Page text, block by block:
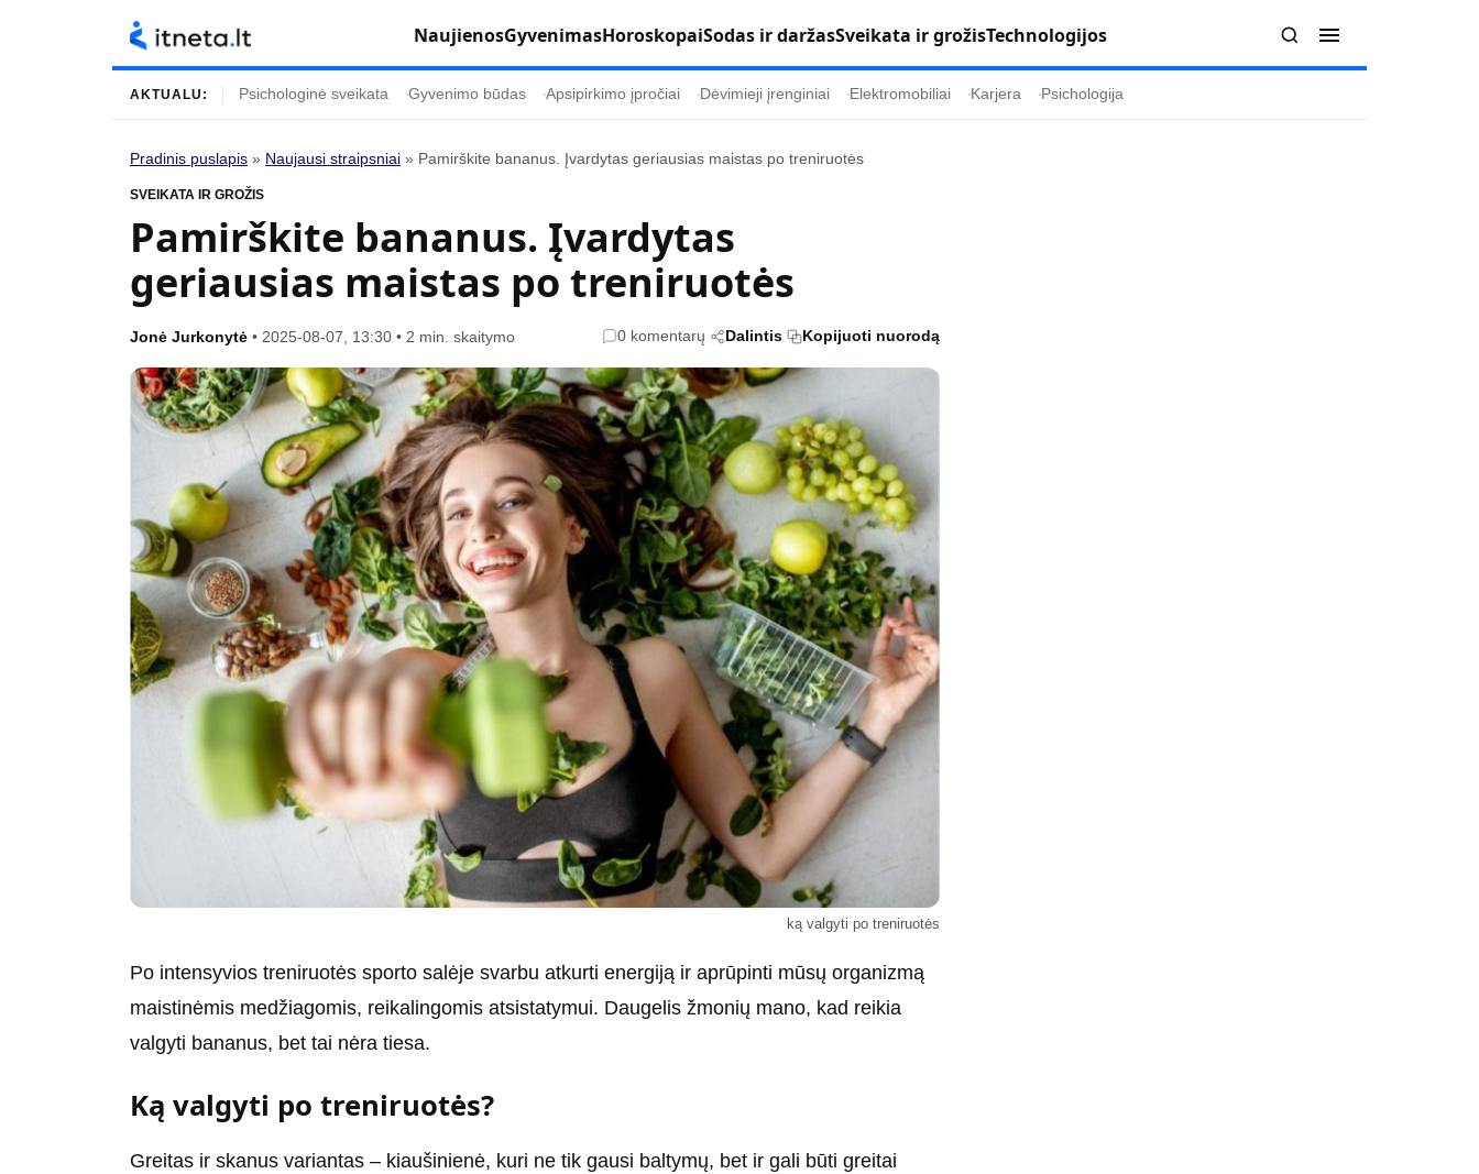
NaujienosGyvenimasHoroskopaiSodas ir daržasSveikata ir grožisTechnologijos
Turinys
Naujausi straipsniai
Gyvenimas
Įdomybės
Mada
Mokslas
Namai ir interjeras
Horoskopai
Kulinarija
Gyvenimo būdas
Vasaros mada
Tėvai ir vaikai
Kultūra
Sodas ir daržas
Karjera
Psichologinė sveikata
Tvari mada
Privatumo politika
Reklamos politika
AKTUALU: Psichologinė sveikata Gyvenimo būdas Apsipirkimo įpročiai Dėvimieji įrenginiai Elektromobiliai Karjera Psichologija
Pradinis puslapis » Naujausi straipsniai » Pamirškite bananus. Įvardytas geriausias maistas po treniruotės
SVEIKATA IR GROŽIS
Pamirškite bananus. Įvardytas
geriausias maistas po treniruotės
Jonė Jurkonytė • 2025-08-07, 13:30 • 2 min. skaitymo 0 komentarų Dalintis Kopijuoti nuorodą
ką valgyti po treniruotės
Po intensyvios treniruotės sporto salėje svarbu atkurti energiją ir aprūpinti mūsų organizmą
maistinėmis medžiagomis, reikalingomis atsistatymui. Daugelis žmonių mano, kad reikia
valgyti bananus, bet tai nėra tiesa.
Ką valgyti po treniruotės?
Greitas ir skanus variantas – kiaušinienė, kuri ne tik gausi baltymų, bet ir gali būti greitai